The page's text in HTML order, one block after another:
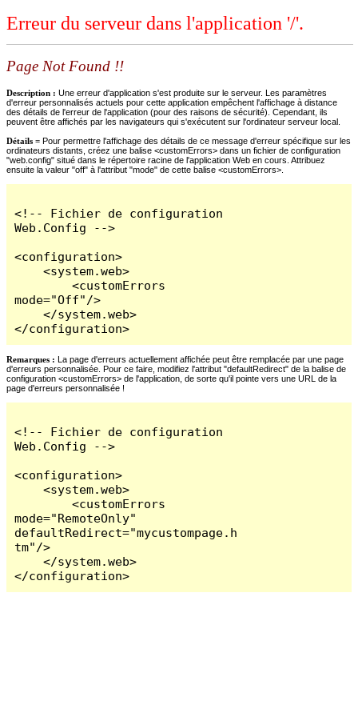
Erreur du serveur dans l'application '/'.
Page Not Found !!
Description : Une erreur d'application s'est produite sur le serveur. Les paramètres
d'erreur personnalisés actuels pour cette application empêchent l'affichage à distance
des détails de l'erreur de l'application (pour des raisons de sécurité). Cependant, ils
peuvent être affichés par les navigateurs qui s'exécutent sur l'ordinateur serveur local.
Détails = Pour permettre l'affichage des détails de ce message d'erreur spécifique sur les
ordinateurs distants, créez une balise <customErrors> dans un fichier de configuration
"web.config" situé dans le répertoire racine de l'application Web en cours. Attribuez
ensuite la valeur "off" à l'attribut "mode" de cette balise <customErrors>.
<!-- Fichier de configuration
Web.Config -->
<configuration>
    <system.web>
        <customErrors
mode="Off"/>
    </system.web>
</configuration>
Remarques : La page d'erreurs actuellement affichée peut être remplacée par une page
d'erreurs personnalisée. Pour ce faire, modifiez l'attribut "defaultRedirect" de la balise de
configuration <customErrors> de l'application, de sorte qu'il pointe vers une URL de la
page d'erreurs personnalisée !
<!-- Fichier de configuration
Web.Config -->
<configuration>
    <system.web>
        <customErrors
mode="RemoteOnly"
defaultRedirect="mycustompage.h
tm"/>
    </system.web>
</configuration>